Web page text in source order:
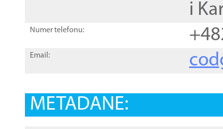
i
Numer telefonu:
Email:
METADANE: